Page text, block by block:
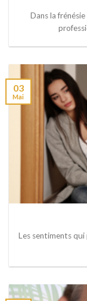
Dans la
Les sentiments
03
Mai